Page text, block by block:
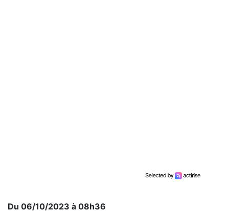
Du 06/10/2023 à 08h36